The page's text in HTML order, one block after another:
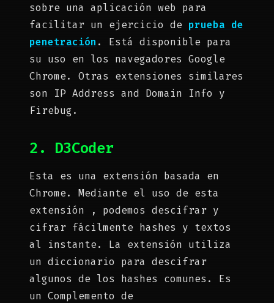
sobre una aplicación web para
facilitar un ejercicio de prueba de
penetración . Está disponible para
su uso en los navegadores Google
Chrome. Otras extensiones similares
son IP Address and Domain Info y
Firebug.
2. D3Coder
Esta es una extensión basada en
Chrome. Mediante el uso de esta
extensión , podemos descifrar y
cifrar fácilmente hashes y textos
al instante. La extensión utiliza
un diccionario para descifrar
algunos de los hashes comunes. Es
un Complemento de